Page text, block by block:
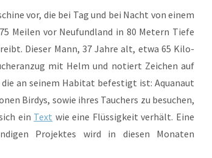
vor, die bei Tag und bei Nacht von einem
Mei­len vor Neu­fund­land in 80 Metern Tie­fe
Die­ser Mann, 37 Jah­re alt, etwa 65 Kilo­
mit Helm und notiert Zei­chen auf
an sei­nem Habi­tat befes­tigt ist: Aqua­naut
Bir­dys, sowie ihres Tau­chers zu besu­chen,
ein Text wie eine Flüs­sig­keit ver­hält. Eine
Pro­jek­tes wird in die­sen Mona­ten